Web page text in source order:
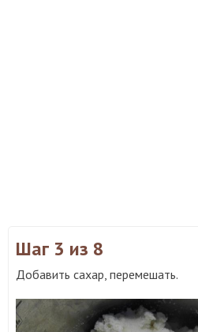
Шаг 3 из 8
Добавить сахар, перемешать.